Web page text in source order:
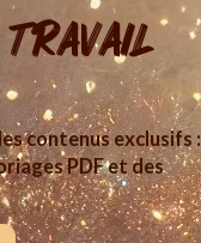
travail
contenus exclusifs :
PDF et des